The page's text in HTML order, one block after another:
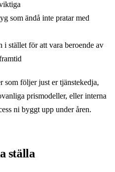
som ändå inte pratar med
stället för att vara beroende av
som följer just er tjänstekedja,
prismodeller, eller interna
ni byggt upp under åren.
ställa